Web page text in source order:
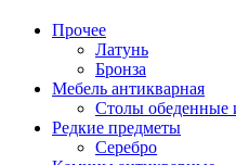
Прочее
Латунь
Бронза
Мебель антикварная
Столы обеденные
Редкие предметы
Серебро